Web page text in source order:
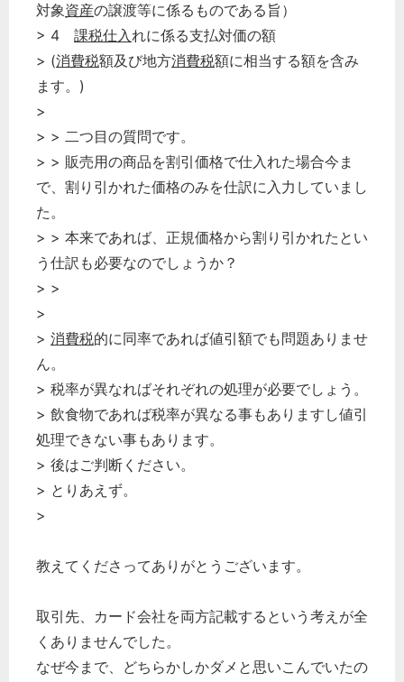
対象資産の譲渡等に係るものである旨）
> 4 課税仕入れに係る支払対価の額
> (消費税額及び地方消費税額に相当する額を含み
ます。)
>
> > 二つ目の質問です。
> > 販売用の商品を割引価格で仕入れた場合今ま
で、割り引かれた価格のみを仕訳に入力していまし
た。
> > 本来であれば、正規価格から割り引かれたとい
う仕訳も必要なのでしょうか？
> >
>
> 消費税的に同率であれば値引額でも問題ありませ
ん。
> 税率が異なればそれぞれの処理が必要でしょう。
> 飲食物であれば税率が異なる事もありますし値引
処理できない事もあります。
> 後はご判断ください。
> とりあえず。
>
教えてくださってありがとうございます。
取引先、カード会社を両方記載するという考えが全
くありませんでした。
なぜ今まで、どちらかしかダメと思いこんでいたの